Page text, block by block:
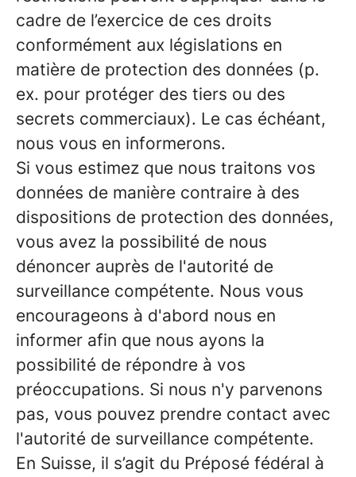
cadre de l’exercice de ces droits
conformément aux législations en
matière de protection des données (p.
ex. pour protéger des tiers ou des
secrets commerciaux). Le cas échéant,
nous vous en informerons.
Si vous estimez que nous traitons vos
données de manière contraire à des
dispositions de protection des données,
vous avez la possibilité de nous
dénoncer auprès de l'autorité de
surveillance compétente. Nous vous
encourageons à d'abord nous en
informer afin que nous ayons la
possibilité de répondre à vos
préoccupations. Si nous n'y parvenons
pas, vous pouvez prendre contact avec
l'autorité de surveillance compétente.
En Suisse, il s’agit du Préposé fédéral à